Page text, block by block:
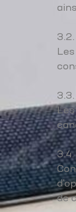
de